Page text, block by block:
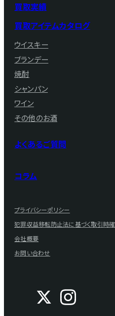
買取実績
買取アイテムカタログ
ウイスキー
ブランデー
焼酎
シャンパン
ワイン
その他のお酒
よくあるご質問
コラム
プライバシーポリシー
犯罪収益移転防止法に基づく取引時
会社概要
お問い合わせ